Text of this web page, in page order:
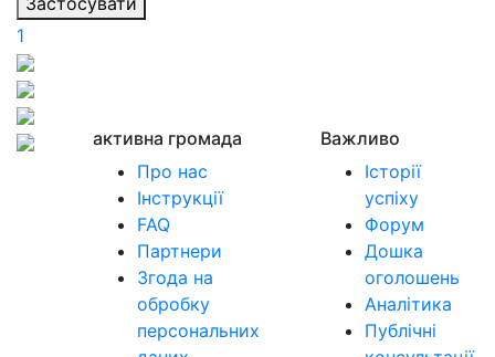
1
активна громада
Про нас
Інструкції
FAQ
Партнери
Згода на
обробку
персональних
Важливо
Історії
успіху
Форум
Дошка
оголошень
Аналітика
Публічні